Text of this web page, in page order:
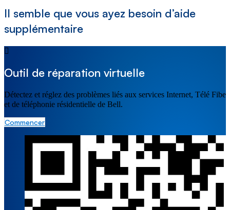
Il semble que vous ayez besoin d’aide
supplémentaire
Outil de réparation virtuelle
Détectez et réglez des problèmes liés aux services Internet, Télé Fibe
et de téléphonie résidentielle de Bell.
Commencer